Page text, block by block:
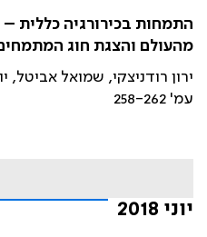
התמחות בכירורגיה כללית
מהעולם והצגת חוג
ירון רודניצקי, שמואל אביטל,
עמ' 258-262
יוני 2018